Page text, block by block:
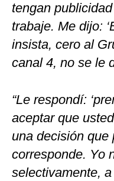
tengan
trabaje. Me dijo:
insista, cero al
canal 4, no se le
“Le respondí:
aceptar que
una decisión que
corresponde. Yo
selectivamente,